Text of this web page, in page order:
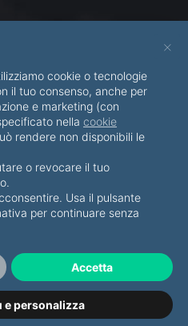
SERVIZI
CONTATTI
Di Bello & Partners
da Namea.it
×
cookie o tecnologie
il tuo consenso, anche per
e marketing (con
nella cookie
rendere non disponibili le
o revocare il tuo
Usa il pulsante
per continuare senza
e personalizza
Accetta